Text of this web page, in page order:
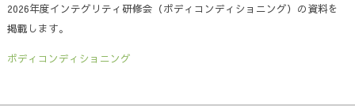
2026年度インテグリティ研修会（ボディコンディショニング）の資料を
掲載します。
ボディコンディショニング